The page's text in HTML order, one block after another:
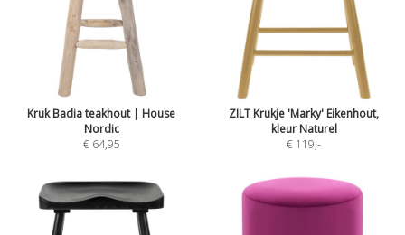
Kruk Badia teakhout | House
Nordic
€ 64,95
ZILT Krukje 'Marky' Eikenhout,
kleur Naturel
€ 119,-